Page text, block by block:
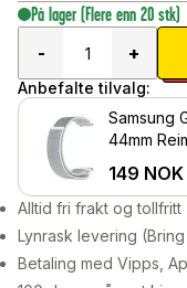
På lager (Flere enn 20 stk)
-
+
Anbefalte tilvalg:
Samsung
44mm
149 NOK
Alltid fri frakt og tollfritt
Lynrask levering
Betaling med Vipps,